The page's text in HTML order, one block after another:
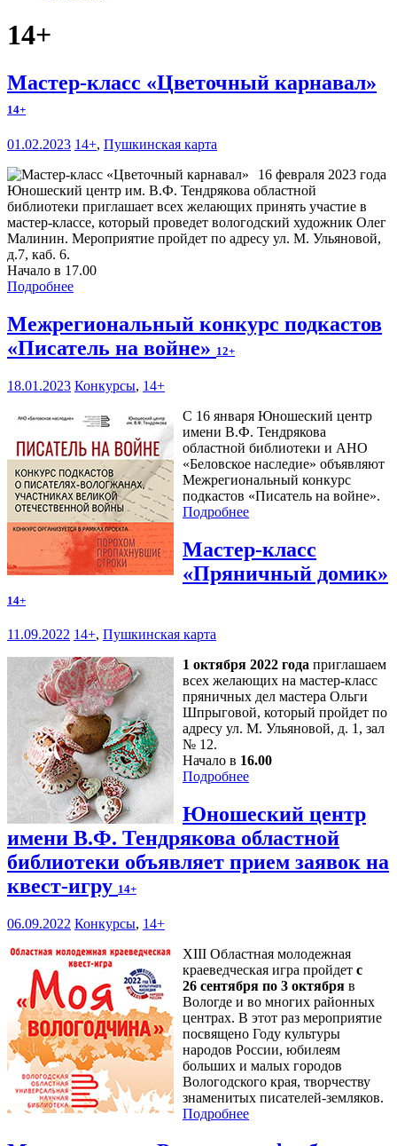
14+
Мастер-класс «Цветочный карнавал»
14+
01.02.2023 14+, Пушкинская карта
16 февраля 2023 года
Юношеский центр им. В.Ф. Тендрякова областной
библиотеки приглашает всех желающих принять участие в
мастер-классе, который проведет вологодский художник Олег
Малинин. Мероприятие пройдет по адресу ул. М. Ульяновой,
д.7, каб. 6.
Начало в 17.00
Подробнее
Межрегиональный конкурс подкастов
«Писатель на войне» 12+
18.01.2023 Конкурсы, 14+
С 16 января Юношеский центр
имени В.Ф. Тендрякова
областной библиотеки и АНО
«Беловское наследие» объявляют
Межрегиональный конкурс
подкастов «Писатель на войне».
Подробнее
Мастер-класс
«Пряничный домик»
14+
11.09.2022 14+, Пушкинская карта
1 октября 2022 года приглашаем
всех желающих на мастер-класс
пряничных дел мастера Ольги
Шпрыговой, который пройдет по
адресу ул. М. Ульяновой, д. 1, зал
№ 12.
Начало в 16.00
Подробнее
Юношеский центр
имени В.Ф. Тендрякова областной
библиотеки объявляет прием заявок на
квест-игру 14+
06.09.2022 Конкурсы, 14+
XIII Областная молодежная
краеведческая игра пройдет с
26 сентября по 3 октября в
Вологде и во многих районных
центрах. В этот раз мероприятие
посвящено Году культуры
народов России, юбилеям
больших и малых городов
Вологодского края, творчеству
знаменитых писателей-земляков.
Подробнее